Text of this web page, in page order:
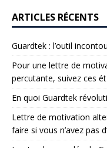
ARTICLES RÉCENTS
Guardtek : l’outil
Pour une lettre de
percutante, suivez ces
En quoi Guardtek
Lettre de motivation
faire si vous n’avez pas